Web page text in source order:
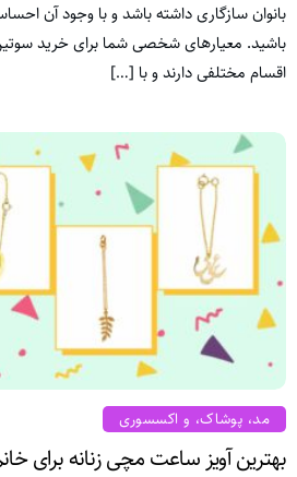
بانوان سازگاری داشته باشد و با وجود آن
باشید. معیارهای شخصی شما برای خرید
اقسام مختلفی دارند و با […]
مد، پوشاک، و اکسسوری
بهترین آویز ساعت مچی زنانه برای